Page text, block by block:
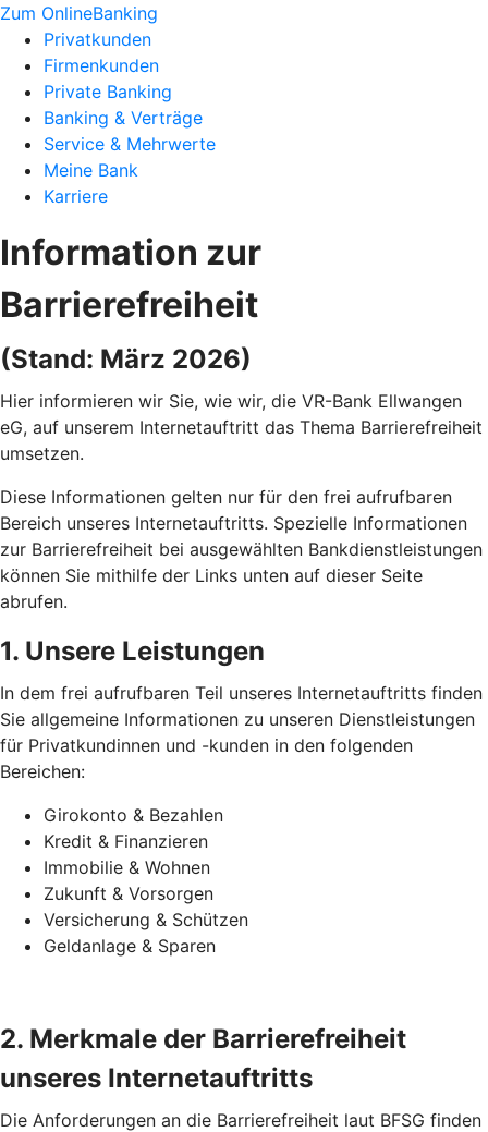
Zum OnlineBanking
Privatkunden
Firmenkunden
Private Banking
Banking & Verträge
Service & Mehrwerte
Meine Bank
Karriere
Information zur
Barrierefreiheit
(Stand: März 2026)
Hier informieren wir Sie, wie wir, die VR-Bank Ellwangen
eG, auf unserem Internetauftritt das Thema Barrierefreiheit
umsetzen.
Diese Informationen gelten nur für den frei aufrufbaren
Bereich unseres Internetauftritts. Spezielle Informationen
zur Barrierefreiheit bei ausgewählten Bankdienstleistungen
können Sie mithilfe der Links unten auf dieser Seite
abrufen.
1. Unsere Leistungen
In dem frei aufrufbaren Teil unseres Internetauftritts finden
Sie allgemeine Informationen zu unseren Dienstleistungen
für Privatkundinnen und -kunden in den folgenden
Bereichen:
Girokonto & Bezahlen
Kredit & Finanzieren
Immobilie & Wohnen
Zukunft & Vorsorgen
Versicherung & Schützen
Geldanlage & Sparen
2. Merkmale der Barrierefreiheit
unseres Internetauftritts
Die Anforderungen an die Barrierefreiheit laut BFSG finden